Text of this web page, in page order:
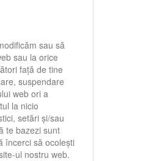
sau să
sau la orice
față de tine
suspendare
web ori a
la nicio
setări și/sau
te bazezi sunt
încerci să ocolești
ul nostru web.